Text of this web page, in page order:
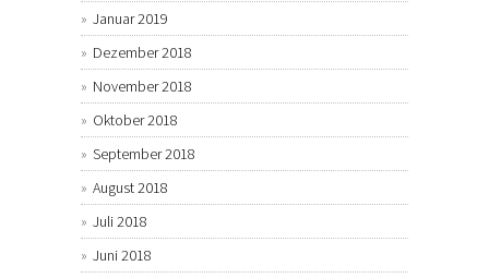
Januar 2019
Dezember 2018
November 2018
Oktober 2018
September 2018
August 2018
Juli 2018
Juni 2018